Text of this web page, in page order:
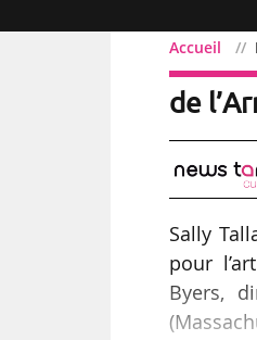
Accueil
États-
de
Sally
pour
Byers,